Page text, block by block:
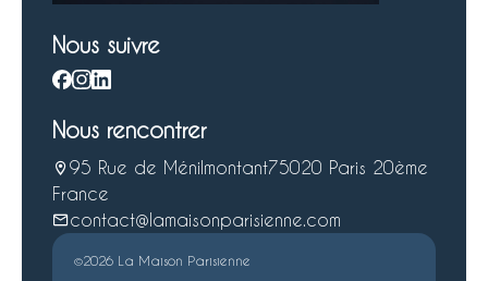
Nous suivre
Nous rencontrer
95 Rue de Ménilmontant75020 Paris 20ème
France
contact@lamaisonparisienne.com
©2026 La Maison Parisienne